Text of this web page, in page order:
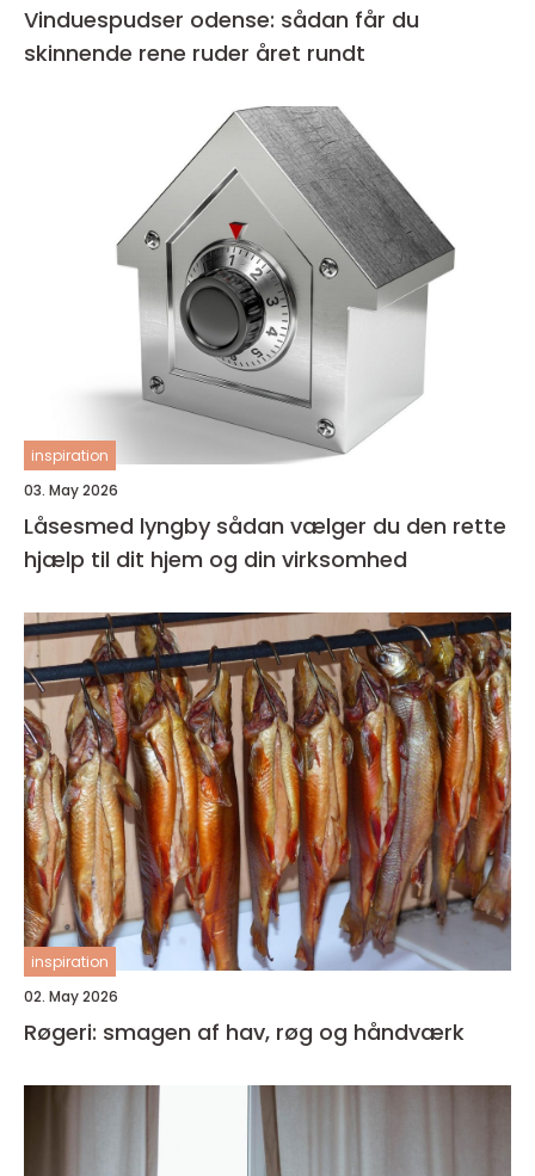
Vinduespudser odense: sådan får du
skinnende rene ruder året rundt
inspiration
03. May 2026
Låsesmed lyngby sådan vælger du den rette
hjælp til dit hjem og din virksomhed
inspiration
02. May 2026
Røgeri: smagen af hav, røg og håndværk